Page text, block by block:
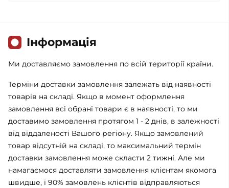
Iнформація
Ми доставляємо замовлення по всій території країни.
Терміни доставки замовлення залежать від наявності
товарів на складі. Якщо в момент оформлення
замовлення всі обрані товари є в наявності, то ми
доставимо замовлення протягом 1 - 2 днів, в залежності
від віддаленості Вашого регіону. Якщо замовлений
товар відсутній на складі, то максимальний термін
доставки замовлення може скласти 2 тижні. Але ми
намагаємося доставляти замовлення клієнтам якомога
швидше, і 90% замовлень клієнтів відправляються